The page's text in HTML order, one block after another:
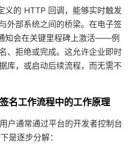
义的 HTTP 回调，能够实时触发
外部系统之间的桥梁。在电子签
知会在关键里程碑上激活——例
、拒绝或完成。这允许企业即时
库，或启动后续流程，而无需不
名工作流程中的工作原理
户通常通过平台的开发者控制台
是逐步分解：